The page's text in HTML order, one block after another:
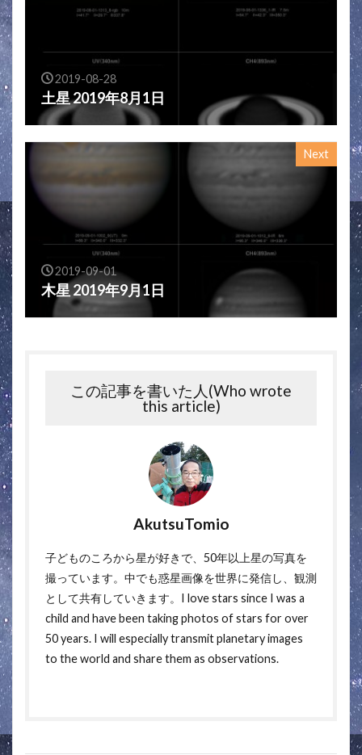
2019-08-28
土星 2019年8月1日
Next
2019-09-01
木星 2019年9月1日
この記事を書いた人(Who wrote
this article)
AkutsuTomio
子どものころから星が好きで、50年以上星の写真を
撮っています。中でも惑星画像を世界に発信し、観測
として共有していきます。I love stars since I was a
child and have been taking photos of stars for over
50 years. I will especially transmit planetary images
to the world and share them as observations.